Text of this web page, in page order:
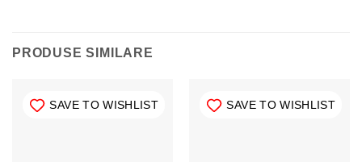
PRODUSE SIMILARE
SAVE TO WISHLIST SAVE TO WISHLIST